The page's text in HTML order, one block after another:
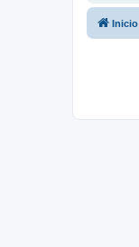
Inicio